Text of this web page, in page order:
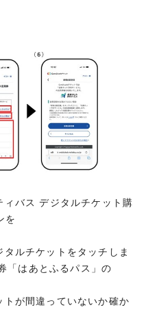
バス デジタルチケット購
を
ルチケットをタッチしま
「はあとふるパス」の
が間違っていないか確か